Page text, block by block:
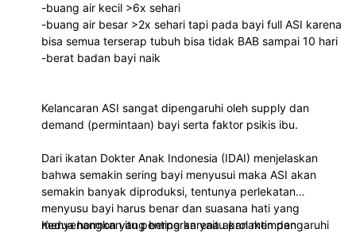
-buang air kecil >6x sehari
-buang air besar >2x sehari tapi pada bayi full ASI karena
bisa semua terserap tubuh bisa tidak BAB sampai 10 hari
-berat badan bayi naik
Kelancaran ASI sangat dipengaruhi oleh supply dan
demand (permintaan) bayi serta faktor psikis ibu.
Dari ikatan Dokter Anak Indonesia (IDAI) menjelaskan
bahwa semakin sering bayi menyusui maka ASI akan
semakin banyak diproduksi, tentunya perlekatan
menyusu bayi harus benar dan suasana hati yang
menyenangkan itu penting karena akan mempengaruhi
Kedua hormon yang berperan yaitu prolaktin dan